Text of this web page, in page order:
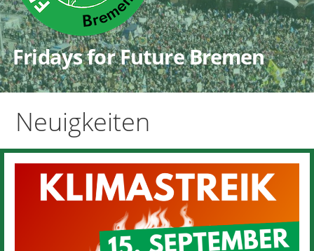
Fridays for Future Bremen
Neuigkeiten